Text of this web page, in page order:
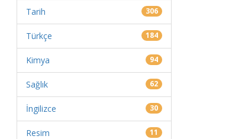
Tarih 306
Türkçe 184
Kimya 94
Sağlık 62
İngilizce 30
Resim 11